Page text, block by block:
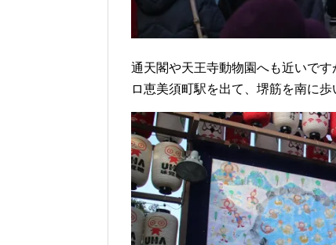
通天閣や天王寺動物園へも近いで
ロ恵美須町駅を出て、堺筋を南に